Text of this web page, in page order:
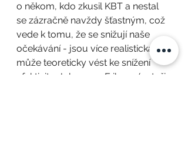
o někom, kdo zkusil KBT a nestal
se zázračně navždy šťastným, což
vede k tomu, že se snižují naše
očekávání - jsou více realistická. To
může teoreticky vést ke snížení
efektivity. Johnsen a Friborg (autoři